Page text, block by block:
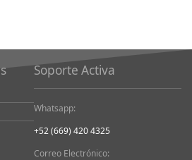
Soporte Activa
Whatsapp:
+52 (669) 420 4325
Correo Electrónico: